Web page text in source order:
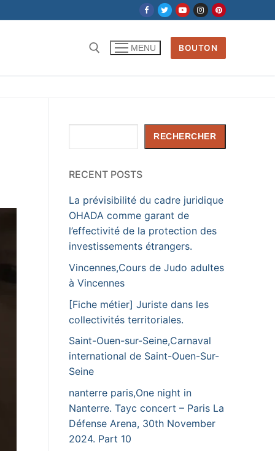
MENU BOUTON
RECHERCHER
RECENT POSTS
La prévisibilité du cadre juridique
OHADA comme garant de
l’effectivité de la protection des
investissements étrangers.
Vincennes,Cours de Judo adultes
à Vincennes
[Fiche métier] Juriste dans les
collectivités territoriales.
Saint-Ouen-sur-Seine,Carnaval
international de Saint-Ouen-Sur-
Seine
nanterre paris,One night in
Nanterre. Tayc concert – Paris La
Défense Arena, 30th November
2024. Part 10